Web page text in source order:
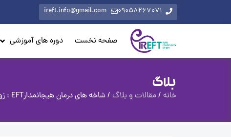
09058267071
ireft.info@gmail.com
صفحه نخست دوره های آموزشی
بلاگ
خانه /مقالات و بلاگ / شاخه های درمان هیجانمدارEFT : زوج درمانی، فردی و خانواده